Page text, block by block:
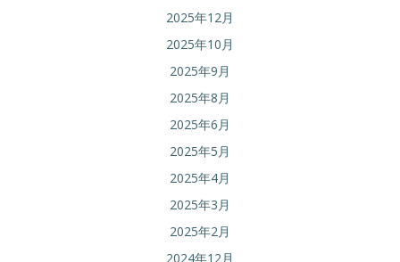
2025年12月
2025年10月
2025年9月
2025年8月
2025年6月
2025年5月
2025年4月
2025年3月
2025年2月
2024年12月